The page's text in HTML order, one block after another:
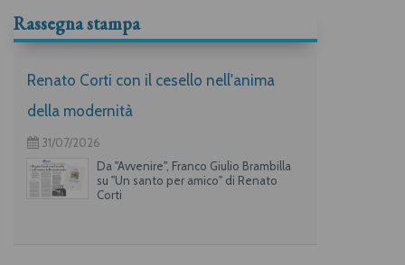
Rassegna stampa
Renato Corti con il cesello nell'anima
della modernità
31/07/2026
Da "Avvenire", Franco Giulio Brambilla
su "Un santo per amico" di Renato
Corti